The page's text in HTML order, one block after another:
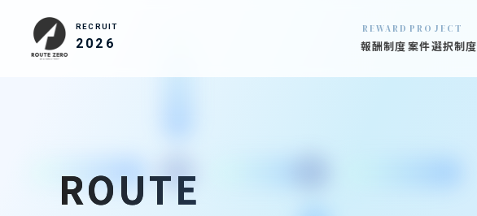
RECRUIT
2026
REWARD
報酬制度
PROJECT
案件選択制度
ROUTE